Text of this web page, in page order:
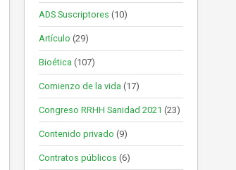
ADS Suscriptores (10)
Artículo (29)
Bioética (107)
Comienzo de la vida (17)
Congreso RRHH Sanidad 2021 (23)
Contenido privado (9)
Contratos públicos (6)